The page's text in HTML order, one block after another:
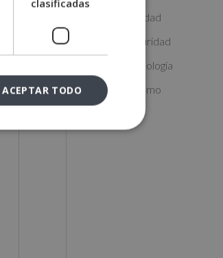
Másters Sanidad
Másters Seguridad
Másters Tecnología
Másters Turismo
clasificadas
ACEPTAR TODO